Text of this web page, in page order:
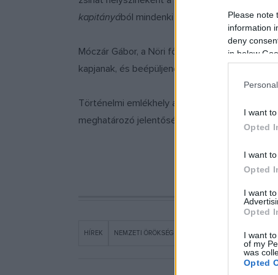
Please note
information
deny
in below
I want
Opted
I want
Opted
I want
Opted
I want
of my
was
Opted
kapitányából mindenki jól ismerhet.
Móczár Gábor, a Nöri főigazgatója a bővítés
kapjanak, és beépüljenek a köztudatba
Történelmi emlékhely a kulturális örökség
meghatározó jelentőségű helyszín, amelyet a
HÍREK NEMZETI ÖRÖKSÉG INTÉZETE TÖRTÉNELMI